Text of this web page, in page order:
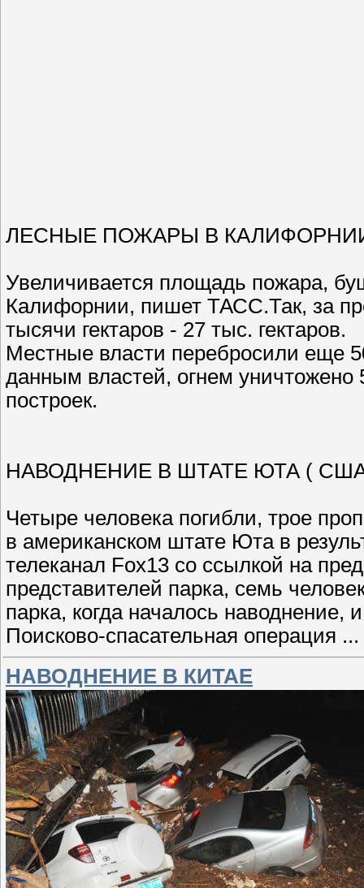
ЛЕСНЫЕ ПОЖАРЫ В
Увеличивается площадь пожара,
Калифорнии, пишет ТАСС.Так, за
тысячи гектаров - 27 тыс. гектаров.
Местные власти перебросили еще
данным властей, огнем
построек.
НАВОДНЕНИЕ В ШТАТЕ ЮТА (
Четыре человека погибли, трое
в американском штате Юта в
телеканал Fox13 со ссылкой на
представителей парка, семь
парка, когда началось наводнение,
Поисково-спасательная операция ...
НАВОДНЕНИЕ В КИТАЕ